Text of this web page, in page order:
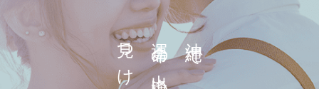
沖縄で
運命の出逢い、